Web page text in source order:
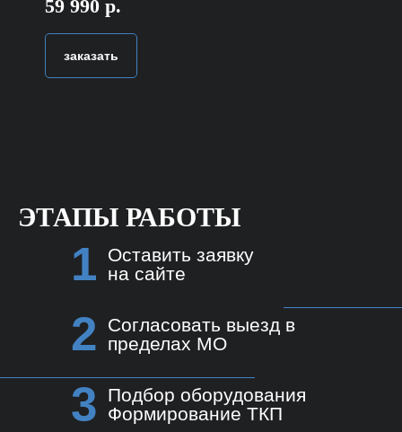
59 990 р.
заказать
ЭТАПЫ РАБОТЫ
3
Подбор оборудования
Формирование ТКП
1
2
Согласовать выезд в
пределах МО
Оставить заявку
на сайте